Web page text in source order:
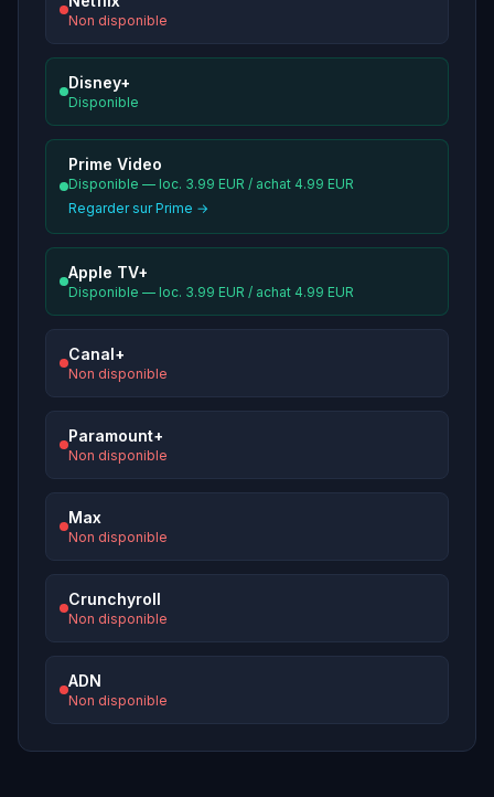
Non disponible
Disney+
Disponible
Prime Video
Disponible — loc. 3.99 EUR / achat 4.99 EUR
Regarder sur Prime →
Apple TV+
Disponible — loc. 3.99 EUR / achat 4.99 EUR
Canal+
Non disponible
Paramount+
Non disponible
Max
Non disponible
Crunchyroll
Non disponible
ADN
Non disponible